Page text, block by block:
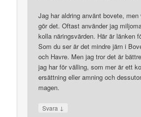
Jag har aldring använt bovete,
gör det. Oftast använder jag
kolla näringsvärden. Här är länken
Som du ser är det mindre järn i
och Havre. Men jag tror det är
jag har för välling, som mer är ett
ersättning eller amning och
magen.
Svara ↓